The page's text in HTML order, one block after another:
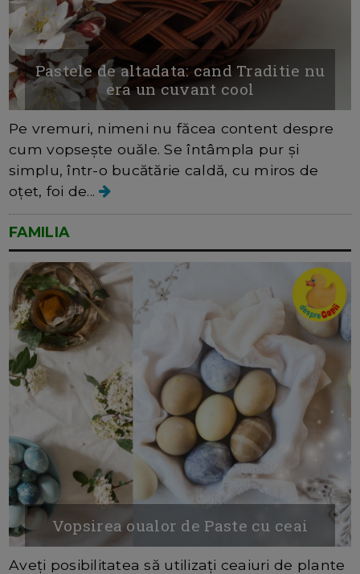
Pastele de altadata: cand Traditie nu
era un cuvant cool
Pe vremuri, nimeni nu făcea content despre
cum vopsește ouăle. Se întâmpla pur și
simplu, într-o bucătărie caldă, cu miros de
oțet, foi de...
FAMILIA
Vopsirea oualor de Paste cu ceai
Aveți posibilitatea să utilizați ceaiuri de plante